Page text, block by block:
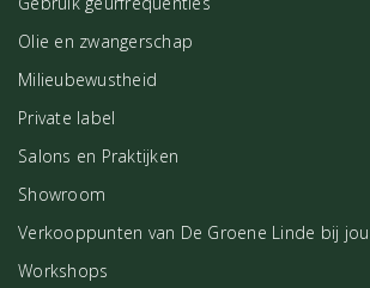
Olie en zwangerschap
Milieubewustheid
Private label
Salons en Praktijken
Showroom
Verkooppunten van De Groene Linde bij
Workshops